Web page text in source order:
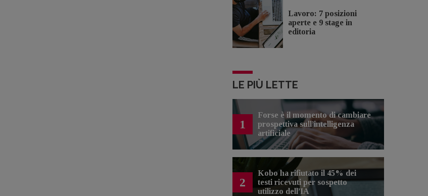
Lavoro: 7 posizioni
aperte e 9 stage in
editoria
LE PIÙ LETTE
1
Forse è il momento di cambiare
prospettiva sull’intelligenza
artificiale
2
Kobo ha rifiutato il 45% dei
testi ricevuti per sospetto
utilizzo dell’IA